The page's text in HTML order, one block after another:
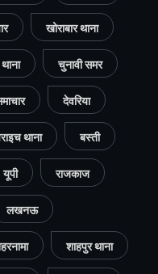
खोराबार थाना
चुनावी समर
देवरिया
थाना बस्ती
यूपी राजकाज
लखनऊ
शाहपुर थाना